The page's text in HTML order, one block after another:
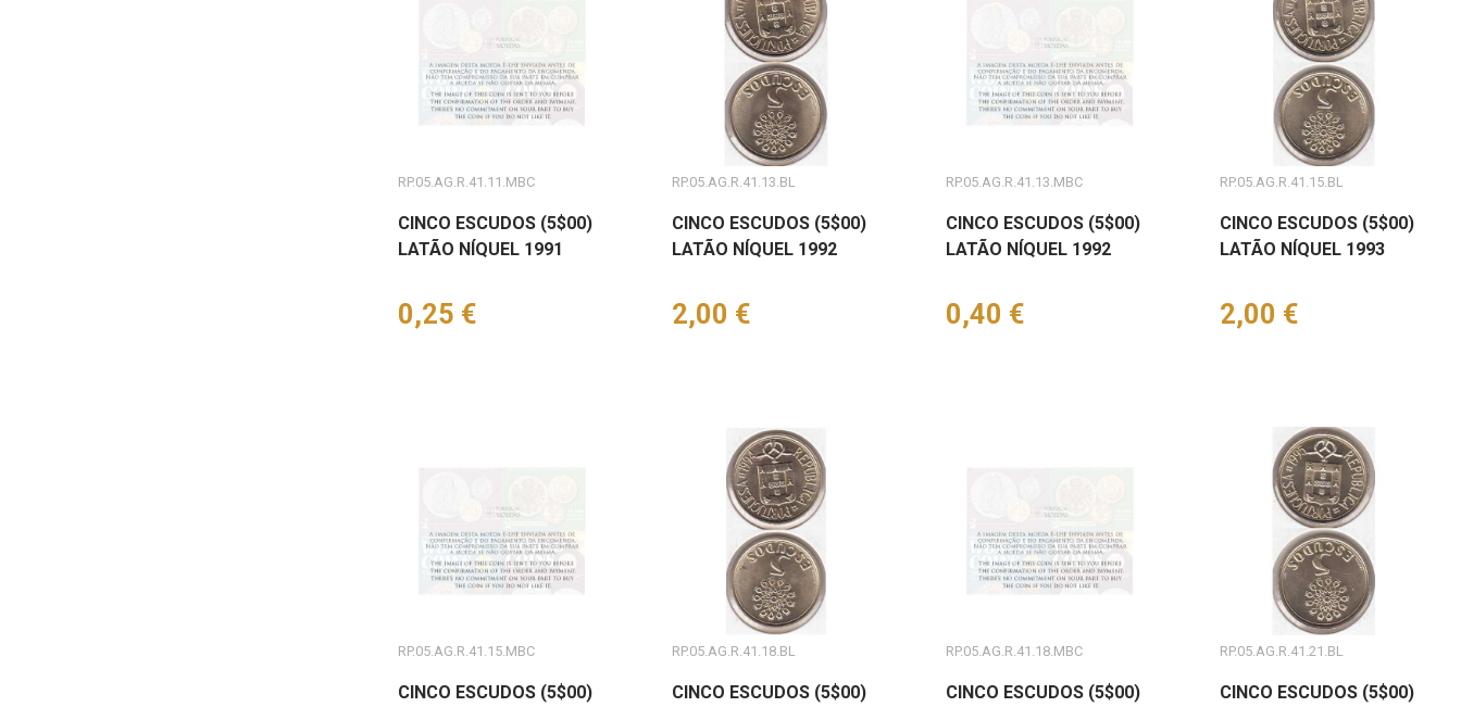
RP.05.AG.R.41.11.MBC
CINCO ESCUDOS (5$00)
LATÃO NÍQUEL 1991
Preço
0,25 €
RP.05.AG.R.41.13.BL
CINCO ESCUDOS (5$00)
LATÃO NÍQUEL 1992
Preço
2,00 €
RP.05.AG.R.41.13.MBC
CINCO ESCUDOS (5$00)
LATÃO NÍQUEL 1992
Preço
0,40 €
RP.05.AG.R.41.15.BL
CINCO ESCUDOS (5$00)
LATÃO NÍQUEL 1993
Preço
2,00 €
RP.05.AG.R.41.15.MBC
CINCO ESCUDOS (5$00)
RP.05.AG.R.41.18.BL
CINCO ESCUDOS (5$00)
RP.05.AG.R.41.18.MBC
CINCO ESCUDOS (5$00)
RP.05.AG.R.41.21.BL
CINCO ESCUDOS (5$00)